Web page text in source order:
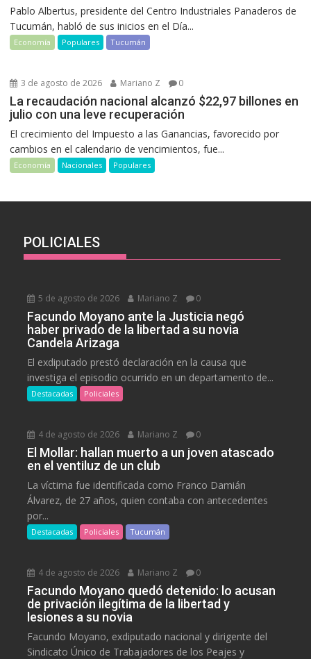
Pablo Albertus, presidente del Centro Industriales Panaderos de
Tucumán, habló de sus inicios en el Día...
Economía Populares Tucumán
3 de agosto de 2026 Mariano Z 0
La recaudación nacional alcanzó $22,97 billones en
julio con una leve recuperación
El crecimiento del Impuesto a las Ganancias, favorecido por
cambios en el calendario de vencimientos, fue...
Economía Nacionales Populares
POLICIALES
5 de agosto de 2026 Mariano Z 0
Facundo Moyano ante la Justicia negó
haber privado de la libertad a su novia
Candela Arizaga
El exdiputado prestó declaración en la causa que
investiga el episodio ocurrido en un departamento de...
Destacadas Policiales
4 de agosto de 2026 Mariano Z 0
El Mollar: hallan muerto a un joven atascado
en el ventiluz de un club
La víctima fue identificada como Franco Damián
Álvarez, de 27 años, quien contaba con antecedentes
por...
Destacadas Policiales Tucumán
4 de agosto de 2026 Mariano Z 0
Facundo Moyano quedó detenido: lo acusan
de privación ilegítima de la libertad y
lesiones a su novia
Facundo Moyano, exdiputado nacional y dirigente del
Sindicato Único de Trabajadores de los Peajes y